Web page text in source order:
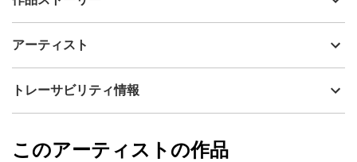
制作年
油彩
カラー
青
そのうちのメンバーのひとりが徳島の方だという事もあり、剣山
アーティスト
きじは
フォローする
トレーサビリティ情報
きじは
このアーティストの作品